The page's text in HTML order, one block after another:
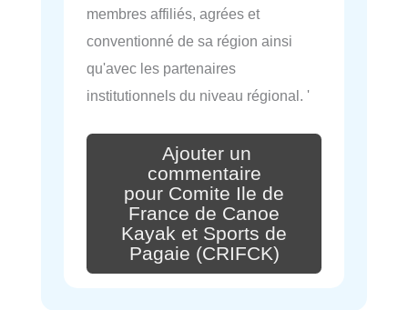
membres affiliés, agrées et
conventionné de sa région ainsi
qu'avec les partenaires
institutionnels du niveau régional. '
Ajouter un
commentaire
pour Comite Ile de
France de Canoe
Kayak et Sports de
Pagaie (CRIFCK)